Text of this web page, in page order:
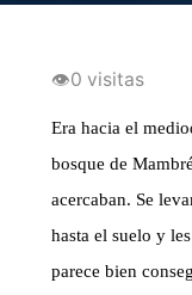
👁0 visitas
Era hacia el
bosque de
acercaban. Se
hasta el suelo y
parece bien